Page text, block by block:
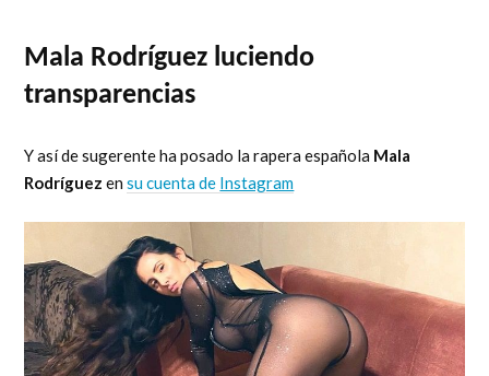
Mala Rodríguez luciendo
transparencias
Y así de sugerente ha posado la rapera española Mala
Rodríguez ensu cuenta de Instagram